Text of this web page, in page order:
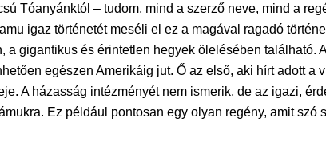
Tóanyánktól – tudom, mind a szerző neve, mind a
igaz történetét meséli el ez a magával ragadó
gigantikus és érintetlen hegyek ölelésében található.
egészen Amerikáig jut. Ő az első, aki hírt adott
A házasság intézményét nem ismerik, de az igazi,
Ez például pontosan egy olyan regény, amit szó